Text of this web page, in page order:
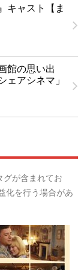
キャスト【ま
館の思い出
ェアシネマ」
が含まれてお
化を行う場合があ